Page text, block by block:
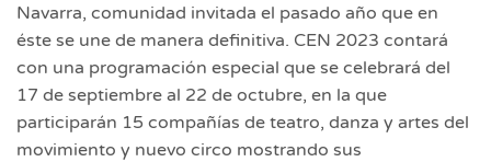
Navarra, comunidad invitada el pasado año que en
éste se une de manera definitiva. CEN 2023 contará
con una programación especial que se celebrará del
17 de septiembre al 22 de octubre, en la que
participarán 15 compañías de teatro, danza y artes del
movimiento y nuevo circo mostrando sus